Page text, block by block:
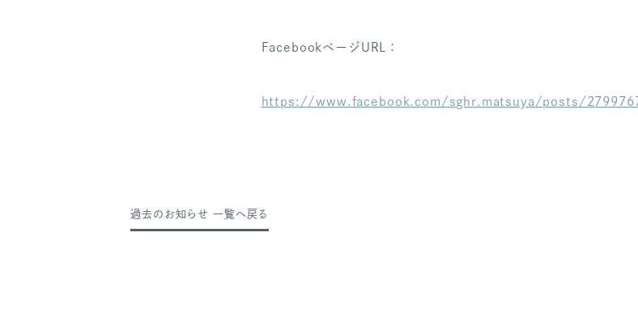
FacebookページURL：
https://www.facebook.com/sghr.matsuya/posts/
過去のお知らせ 一覧へ戻る